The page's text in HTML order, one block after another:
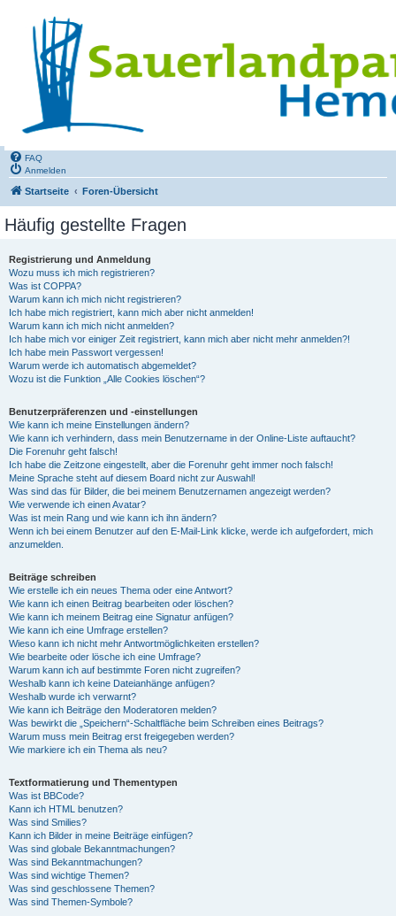
FAQ
Anmelden
Startseite Foren-Übersicht
Häufig gestellte Fragen
Registrierung und Anmeldung
Wozu muss ich mich registrieren?
Was ist COPPA?
Warum kann ich mich nicht registrieren?
Ich habe mich registriert, kann mich aber nicht anmelden!
Warum kann ich mich nicht anmelden?
Ich habe mich vor einiger Zeit registriert, kann mich aber nicht mehr anmelden?!
Ich habe mein Passwort vergessen!
Warum werde ich automatisch abgemeldet?
Wozu ist die Funktion „Alle Cookies löschen“?
Benutzerpräferenzen und -einstellungen
Wie kann ich meine Einstellungen ändern?
Wie kann ich verhindern, dass mein Benutzername in der Online-Liste auftaucht?
Die Forenuhr geht falsch!
Ich habe die Zeitzone eingestellt, aber die Forenuhr geht immer noch falsch!
Meine Sprache steht auf diesem Board nicht zur Auswahl!
Was sind das für Bilder, die bei meinem Benutzernamen angezeigt werden?
Wie verwende ich einen Avatar?
Was ist mein Rang und wie kann ich ihn ändern?
Wenn ich bei einem Benutzer auf den E-Mail-Link klicke, werde ich aufgefordert, mich
anzumelden.
Beiträge schreiben
Wie erstelle ich ein neues Thema oder eine Antwort?
Wie kann ich einen Beitrag bearbeiten oder löschen?
Wie kann ich meinem Beitrag eine Signatur anfügen?
Wie kann ich eine Umfrage erstellen?
Wieso kann ich nicht mehr Antwortmöglichkeiten erstellen?
Wie bearbeite oder lösche ich eine Umfrage?
Warum kann ich auf bestimmte Foren nicht zugreifen?
Weshalb kann ich keine Dateianhänge anfügen?
Weshalb wurde ich verwarnt?
Wie kann ich Beiträge den Moderatoren melden?
Was bewirkt die „Speichern“-Schaltfläche beim Schreiben eines Beitrags?
Warum muss mein Beitrag erst freigegeben werden?
Wie markiere ich ein Thema als neu?
Textformatierung und Thementypen
Was ist BBCode?
Kann ich HTML benutzen?
Was sind Smilies?
Kann ich Bilder in meine Beiträge einfügen?
Was sind globale Bekanntmachungen?
Was sind Bekanntmachungen?
Was sind wichtige Themen?
Was sind geschlossene Themen?
Was sind Themen-Symbole?